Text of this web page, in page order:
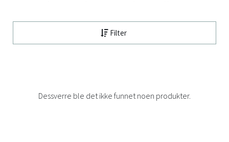
Filter
Dessverre ble det ikke funnet noen produkter.